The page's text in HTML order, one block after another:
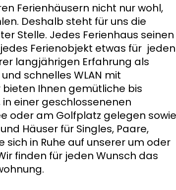
Ferienhäusern nicht nur wohl,
Deshalb steht für uns die
Stelle. Jedes Ferienhaus seinen
Ferienobjekt etwas für jeden
langjährigen Erfahrung als
schnelles WLAN mit
Ihnen gemütliche bis
einer geschlossenenen
oder am Golfplatz gelegen sowie
Häuser für Singles, Paare,
sich in Ruhe auf unserer um oder
finden für jeden Wunsch das